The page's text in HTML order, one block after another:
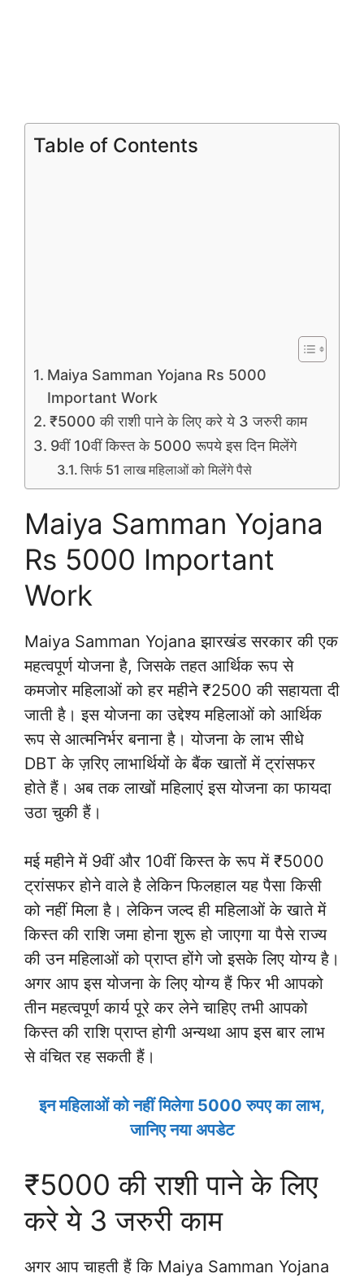
Table of Contents
Maiya Samman Yojana Rs 5000
Important Work
₹5000 की राशी पाने के लिए करे ये 3 जरुरी काम
9वीं 10वीं किस्त के 5000 रूपये इस दिन मिलेंगे
सिर्फ 51 लाख महिलाओं को मिलेंगे पैसे
Maiya Samman Yojana
Rs 5000 Important
Work
Maiya Samman Yojana झारखंड सरकार की एक
महत्वपूर्ण योजना है, जिसके तहत आर्थिक रूप से
कमजोर महिलाओं को हर महीने ₹2500 की सहायता दी
जाती है। इस योजना का उद्देश्य महिलाओं को आर्थिक
रूप से आत्मनिर्भर बनाना है। योजना के लाभ सीधे
DBT के ज़रिए लाभार्थियों के बैंक खातों में ट्रांसफर
होते हैं। अब तक लाखों महिलाएं इस योजना का फायदा
उठा चुकी हैं।
मई महीने में 9वीं और 10वीं किस्त के रूप में ₹5000
ट्रांसफर होने वाले है लेकिन फिलहाल यह पैसा किसी
को नहीं मिला है। लेकिन जल्द ही महिलाओं के खाते में
किस्त की राशि जमा होना शुरू हो जाएगा या पैसे राज्य
की उन महिलाओं को प्राप्त होंगे जो इसके लिए योग्य है।
अगर आप इस योजना के लिए योग्य हैं फिर भी आपको
तीन महत्वपूर्ण कार्य पूरे कर लेने चाहिए तभी आपको
किस्त की राशि प्राप्त होगी अन्यथा आप इस बार लाभ
से वंचित रह सकती हैं।
इन महिलाओं को नहीं मिलेगा 5000 रुपए का लाभ,
जानिए नया अपडेट
₹5000 की राशी पाने के लिए
करे ये 3 जरुरी काम
अगर आप चाहती हैं कि Maiya Samman Yojana